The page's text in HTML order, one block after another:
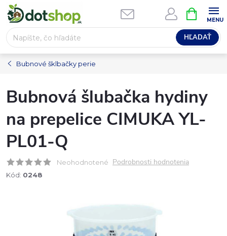
Prejsť
na
obsah
HĽADAŤ
KOŠÍK
Bubnové šklbačky perie
Bubnová šlubačka hydiny
na prepelice CIMUKA YL-
PL01-Q
Neohodnotené Podrobnosti hodnotenia
Kód: 0248